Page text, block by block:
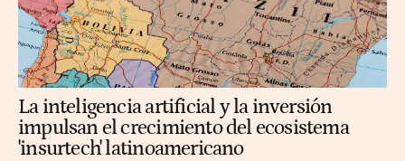
La inteligencia artificial y la inversión
impulsan el crecimiento del ecosistema
'insurtech' latinoamericano